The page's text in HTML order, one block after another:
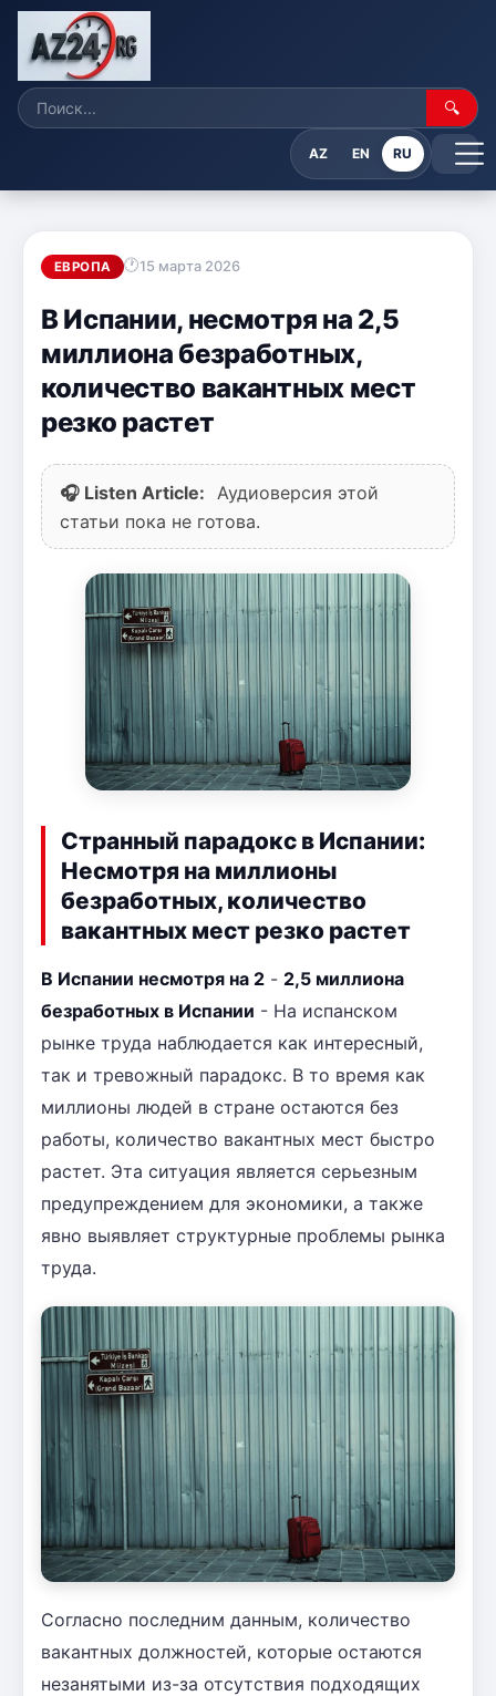
🔍
AZ EN RU
ЕВРОПА 15 марта 2026
В Испании, несмотря на 2,5
миллиона безработных,
количество вакантных мест
резко растет
🎧 Listen Article:
Аудиоверсия этой
статьи пока не готова.
Странный парадокс в Испании:
Несмотря на миллионы
безработных, количество
вакантных мест резко растет
В Испании несмотря на 2 - 2,5 миллиона
безработных в Испании - На испанском
рынке труда наблюдается как интересный,
так и тревожный парадокс. В то время как
миллионы людей в стране остаются без
работы, количество вакантных мест быстро
растет. Эта ситуация является серьезным
предупреждением для экономики, а также
явно выявляет структурные проблемы рынка
труда.
Согласно последним данным, количество
вакантных должностей, которые остаются
незанятыми из-за отсутствия подходящих